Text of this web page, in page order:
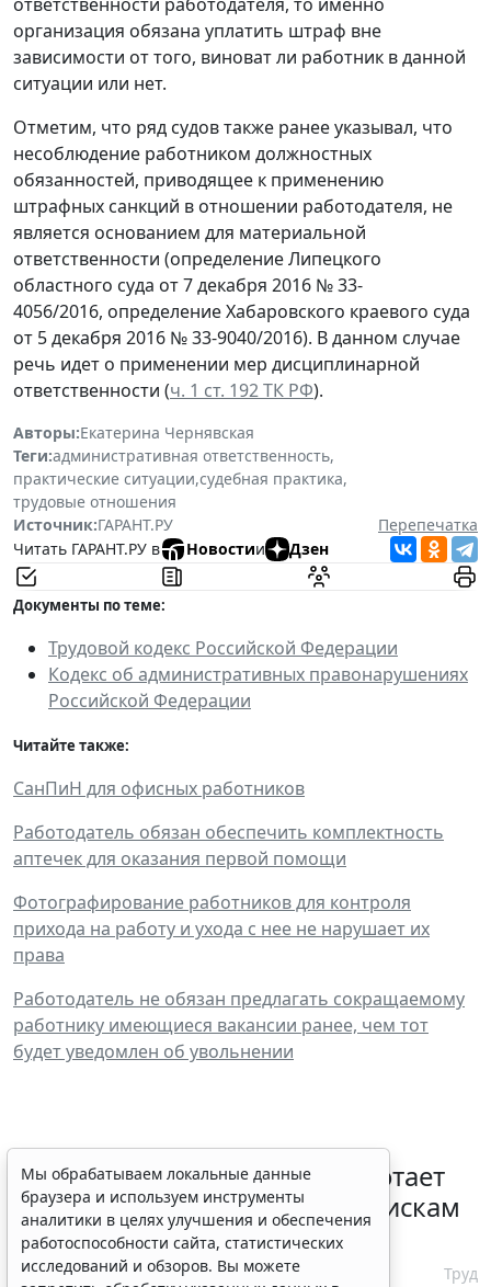
организация обязана уплатить штраф вне
зависимости от того, виноват ли работник в данной
ситуации или нет.
Отметим, что ряд судов также ранее указывал, что
несоблюдение работником должностных
обязанностей, приводящее к применению
штрафных санкций в отношении работодателя, не
является основанием для материальной
ответственности (определение Липецкого
областного суда от 7 декабря 2016 № 33-
4056/2016, определение Хабаровского краевого суда
от 5 декабря 2016 № 33-9040/2016). В данном случае
речь идет о применении мер дисциплинарной
ответственности (ч. 1 ст. 192 ТК РФ).
Авторы:Екатерина Чернявская
Теги:административная ответственность,
практические ситуации,судебная практика,
трудовые отношения
Источник:ГАРАНТ.РУ
Перепечатка
Читать ГАРАНТ.РУ в
Новостии Дзен
Документы по теме:
Трудовой кодекс Российской Федерации
Кодекс об административных правонарушениях
Российской Федерации
Читайте также:
СанПиН для офисных работников
Работодатель обязан обеспечить комплектность
аптечек для оказания первой помощи
Фотографирование работников для контроля
прихода на работу и ухода с нее не нарушает их
права
Работодатель не обязан предлагать сокращаемому
работнику имеющиеся вакансии ранее, чем тот
будет уведомлен об увольнении
С 1 февраля 2027 года заработает
ГОСТ по психосоциальным рискам
на рабочем месте
7 августа 2026 17:11 Труд
Мы обрабатываем локальные данные
браузера и используем инструменты
аналитики в целях улучшения и обеспечения
работоспособности сайта, статистических
исследований и обзоров. Вы можете